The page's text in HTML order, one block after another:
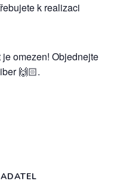
k realizaci
omezen! Objednejte
🙌🏻.